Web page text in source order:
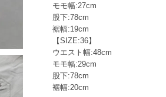
モモ幅:27cm
股下:78cm
裾幅:19cm
【SIZE:36】
ウエスト幅:48cm
モモ幅:29cm
股下:78cm
裾幅:20cm